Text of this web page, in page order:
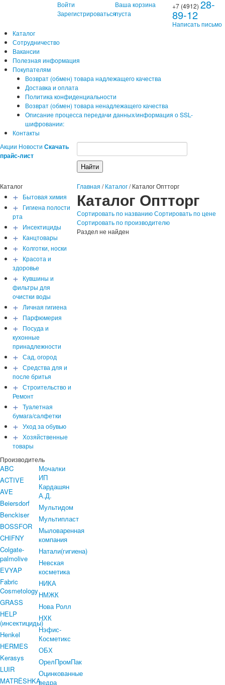
Войти
Зарегистрироваться
Ваша корзина
пуста
+7 (4912)28-
89-12
Написать письмо
Каталог
Сотрудничество
Вакансии
Полезная информация
Покупателям
Возврат (обмен) товара надлежащего качества
Доставка и оплата
Политика конфиденциальности
Возврат (обмен) товара ненадлежащего качества
Описание процесса передачи данных/информация о SSL-
шифровании:
Контакты
Акции Новости Скачать
прайс-лист
Каталог
+ Бытовая химия
+ Гигиена полости
рта
+ Инсектициды
+ Канцтовары
+ Колготки, носки
+ Красота и
здоровье
+ Кувшины и
фильтры для
очистки воды
+ Личная гигиена
+ Парфюмерия
+ Посуда и
кухонные
принадлежности
+ Сад, огород
+ Средства для и
после бритья
+ Строительство и
Ремонт
+ Туалетная
бумага/салфетки
+ Уход за обувью
+ Хозяйственные
товары
Производитель
ABC
ACTIVE
AVE
Beiersdorf
Benckiser
BOSSFOR
CHIFNY
Colgate-
palmolive
EVYAP
Fabric
Cosmetology
GRASS
HELP
(инсектициды)
Henkel
HERMES
Kerasys
LUIR
MATRЁSHKA
Мочалки
ИП
Кардашян
А.Д.
Мультидом
Мультипласт
Мыловаренная
компания
Натали(гигиена)
Невская
косметика
НИКА
НМЖК
Нова Ролл
НХК
Нэфис-
Косметикс
ОБХ
ОрелПромПак
Оцинкованные
ведра
Главная /Каталог/Каталог Оптторг
Каталог Оптторг
Сортировать по названию Сортировать по цене
Сортировать по производителю
Раздел не найден